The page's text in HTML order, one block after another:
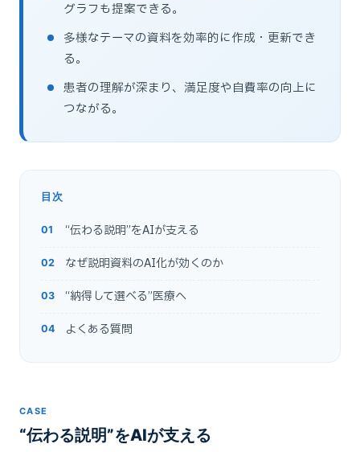
グラフも提案できる。
多様なテーマの資料を効率的に作成・更新でき
る。
患者の理解が深まり、満足度や自費率の向上に
つながる。
目次
“伝わる説明”をAIが支える
なぜ説明資料のAI化が効くのか
“納得して選べる”医療へ
よくある質問
CASE
“伝わる説明”をAIが支える